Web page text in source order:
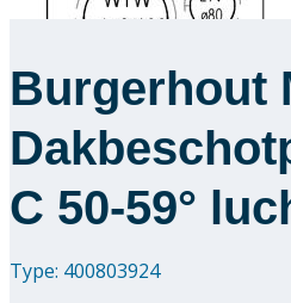
Burgerhout
C 50-59°
Type: 400803924